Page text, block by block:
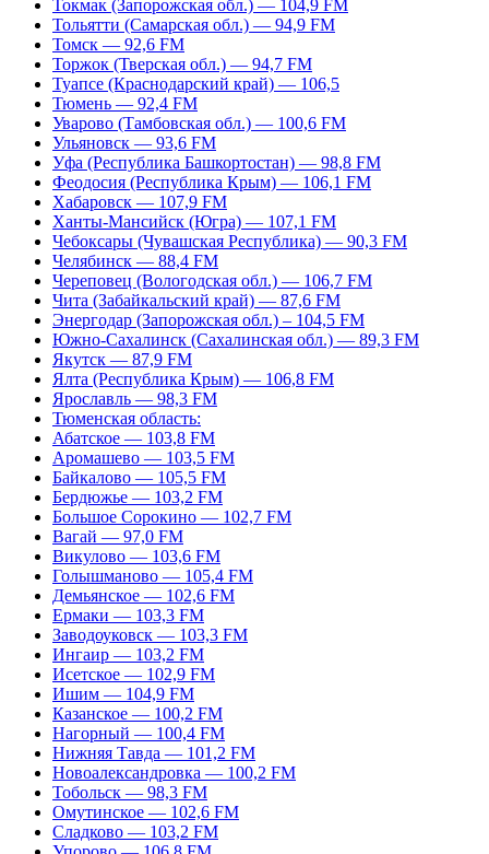
Токмак (Запорожская обл.) — 104,9 FM
Тольятти (Самарская обл.) — 94,9 FM
Томск — 92,6 FM
Торжок (Тверская обл.) — 94,7 FM
Туапсе (Краснодарский край) — 106,5
Тюмень — 92,4 FM
Уварово (Тамбовская обл.) — 100,6 FM
Ульяновск — 93,6 FM
Уфа (Республика Башкортостан) — 98,8 FM
Феодосия (Республика Крым) — 106,1 FM
Хабаровск — 107,9 FM
Ханты-Мансийск (Югра) — 107,1 FM
Чебоксары (Чувашская Республика) — 90,3 FM
Челябинск — 88,4 FM
Череповец (Вологодская обл.) — 106,7 FM
Чита (Забайкальский край) — 87,6 FM
Энергодар (Запорожская обл.) – 104,5 FM
Южно-Сахалинск (Сахалинская обл.) — 89,3 FM
Якутск — 87,9 FM
Ялта (Республика Крым) — 106,8 FM
Ярославль — 98,3 FM
Тюменская область:
Абатское — 103,8 FM
Аромашево — 103,5 FM
Байкалово — 105,5 FM
Бердюжье — 103,2 FM
Большое Сорокино — 102,7 FM
Вагай — 97,0 FM
Викулово — 103,6 FM
Голышманово — 105,4 FM
Демьянское — 102,6 FM
Ермаки — 103,3 FM
Заводоуковск — 103,3 FM
Ингаир — 103,2 FM
Исетское — 102,9 FM
Ишим — 104,9 FM
Казанское — 100,2 FM
Нагорный — 100,4 FM
Нижняя Тавда — 101,2 FM
Новоалександровка — 100,2 FM
Тобольск — 98,3 FM
Омутинское — 102,6 FM
Сладково — 103,2 FM